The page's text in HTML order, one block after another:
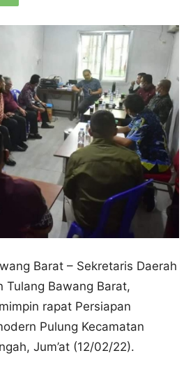
Barat – Sekretaris Daerah
Tulang Bawang Barat,
rapat Persiapan
Pulung Kecamatan
Jum’at (12/02/22).